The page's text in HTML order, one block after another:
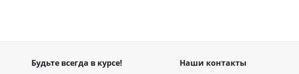
Будьте всегда в курсе! Наши контакты